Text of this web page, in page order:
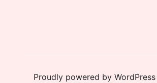
Proudly powered by WordPress